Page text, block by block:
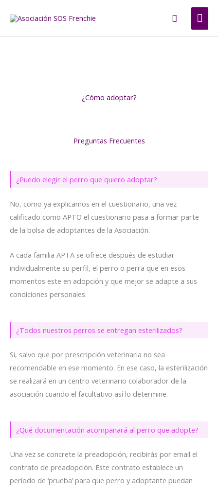
Buscar
¿Cómo adoptar?
Preguntas Frecuentes
¿Puedo elegir el perro que quiero adoptar?
No, como ya explicamos en el cuestionario, una vez
calificado como APTO el cuestionario pasa a formar parte
de la bolsa de adoptantes de la Asociación.
A cada familia APTA se ofrece después de estudiar
individualmente su perfil, el perro o perra que en esos
momentos este en adopción y que mejor se adapte a sus
condiciones personales.
¿Todos nuestros perros se entregan esterilizados?
Si, salvo que por prescripción veterinaria no sea
recomendable en ese momento. En ese caso, la esterilización
se realizará en un centro veterinario colaborador de la
asociación cuando el facultativo así lo determine.
¿Qué documentación acompañará al perro que adopte?
Una vez se concrete la preadopción, recibirás por email el
contrato de preadopción. Este contrato establece un
período de ‘prueba’ para que perro y adoptante puedan